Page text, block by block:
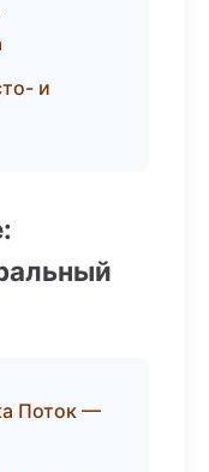
и
Поток —